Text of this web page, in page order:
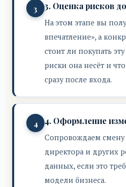
3. Оценка рисков
На этом этапе вы
впечатление», а
стоит ли покупать
риски она несёт и
сразу после входа.
4. Оформление
Сопровождаем смену
директора и других
данных, если это
модели бизнеса.